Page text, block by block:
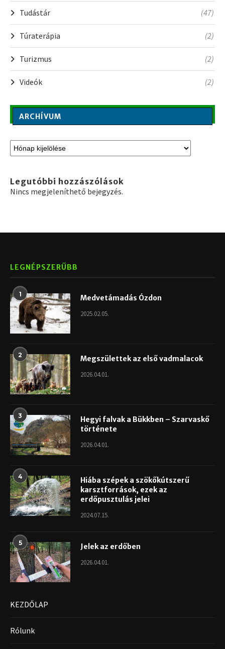
Tudástár (47)
Túraterápia (2)
Turizmus (2)
Videók (2)
ARCHÍVUM
Legutóbbi hozzászólások
Nincs megjeleníthető bejegyzés.
LEGNÉPSZERŰBB
1 Medvetámadás Ózdon
2025.02.05.
2 Megszülettek az első vadmalacok
2026.04.01.
3
Hegyi falvak a Bükkben – Szarvaskő
története
2026.04.01.
4
Hiába szépek a szökőkútszerű
karsztforrások, ezek az
erdőpusztulás jelei
2024.07.15.
5 Jelek az erdőben
2026.04.01.
KEZDŐLAP
Rólunk